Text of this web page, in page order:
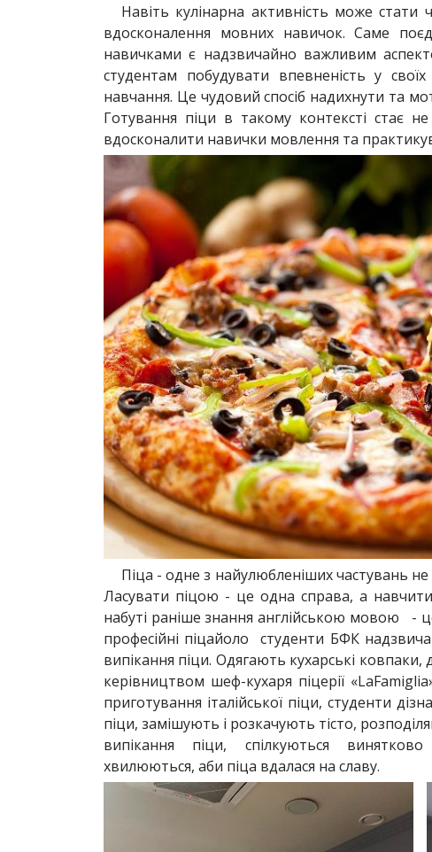
Навіть кулінарна активність може
вдосконалення мовних навичок. Саме
навичками є надзвичайно важливим
студентам побудувати впевненість у
навчання. Це чудовий спосіб надихнути та
Готування піци в такому контексті стає
вдосконалити навички мовлення та
Піца - одне з найулюбленіших частувань не
Ласувати піцою - це одна справа, а
набуті раніше знання англійською мовою -
професійні піцайоло студенти БФК
випікання піци. Одягають кухарські
керівництвом шеф-кухаря піцерії
приготування італійської піци, студенти
піци, замішують і розкачують тісто,
випікання піци, спілкуються
хвилюються, аби піца вдалася на славу.